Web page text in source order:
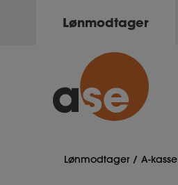
Lønmodtager
Lønmodtager A-kasse